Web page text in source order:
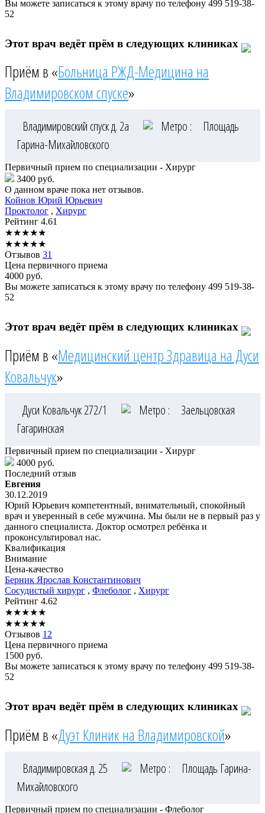
Вы можете записаться к этому врачу по телефону 499 519-38-
52
Этот врач ведёт прём в следующих клиниках
Приём в «Больница РЖД-Медицина на
Владимировском спуске»
Владимировский спуск д. 2а Метро :
Площадь
Гарина-Михайловского
Первичный прием по специализации - Хирург
3400 руб.
О данном враче пока нет отзывов.
Койнов Юрий Юрьевич
Проктолог , Хирург
Рейтинг 4.61
★★★★★
★★★★★
Отзывов 31
Цена первичного приема
4000 руб.
Вы можете записаться к этому врачу по телефону 499 519-38-
52
Этот врач ведёт прём в следующих клиниках
Приём в «Медицинский центр Здравица на Дуси
Ковальчук»
Дуси Ковальчук 272/1 Метро :
Заельцовская
Гагаринская
Первичный прием по специализации - Хирург
4000 руб.
Последний отзыв
Евгения
30.12.2019
Юрий Юрьевич компетентный, внимательный, спокойный
врач и уверенный в себе мужчина. Мы были не в первый раз у
данного специалиста. Доктор осмотрел ребёнка и
проконсультировал нас.
Квалификация
Внимание
Цена-качество
Берник Ярослав Константинович
Сосудистый хирург , Флеболог , Хирург
Рейтинг 4.62
★★★★★
★★★★★
Отзывов 12
Цена первичного приема
1500 руб.
Вы можете записаться к этому врачу по телефону 499 519-38-
52
Этот врач ведёт прём в следующих клиниках
Приём в «Дуэт Клиник на Владимировской»
Владимировская д. 25 Метро :
Площадь Гарина-
Михайловского
Первичный прием по специализации - Флеболог